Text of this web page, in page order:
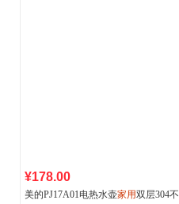
¥178.00
美的PJ17A01电热水壶家用双层304不